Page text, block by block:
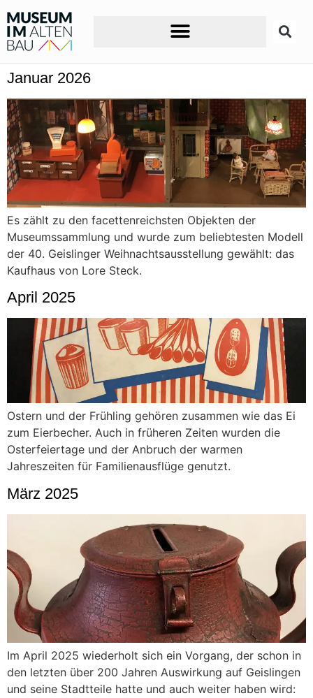
Januar 2026
Es zählt zu den facettenreichsten Objekten der
Museumssammlung und wurde zum beliebtesten Modell
der 40. Geislinger Weihnachtsausstellung gewählt: das
Kaufhaus von Lore Steck.
April 2025
Ostern und der Frühling gehören zusammen wie das Ei
zum Eierbecher. Auch in früheren Zeiten wurden die
Osterfeiertage und der Anbruch der warmen
Jahreszeiten für Familienausflüge genutzt.
März 2025
Im April 2025 wiederholt sich ein Vorgang, der schon in
den letzten über 200 Jahren Auswirkung auf Geislingen
und seine Stadtteile hatte und auch weiter haben wird: